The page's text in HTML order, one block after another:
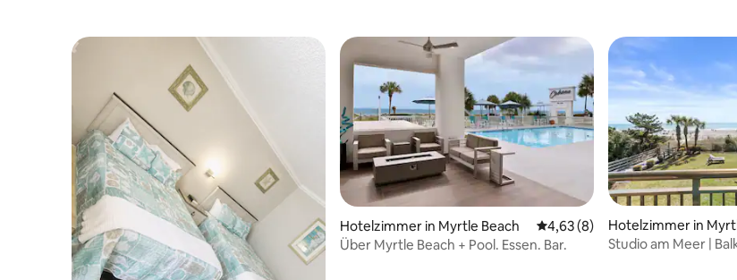
Hotelzimmer in Myrtle Beach Durchschnittliche Bewertung:
4,63 (8)
Über Myrtle Beach + Pool. Essen. Bar.
Hotelzimmer in
Studio am Meer |